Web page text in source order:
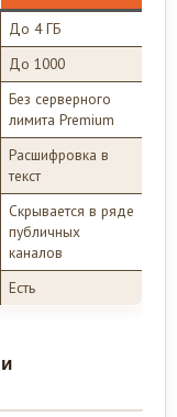
До 4 ГБ
До 1000
Без серверного
лимита Premium
Расшифровка в
текст
Скрывается в ряде
публичных
каналов
Есть